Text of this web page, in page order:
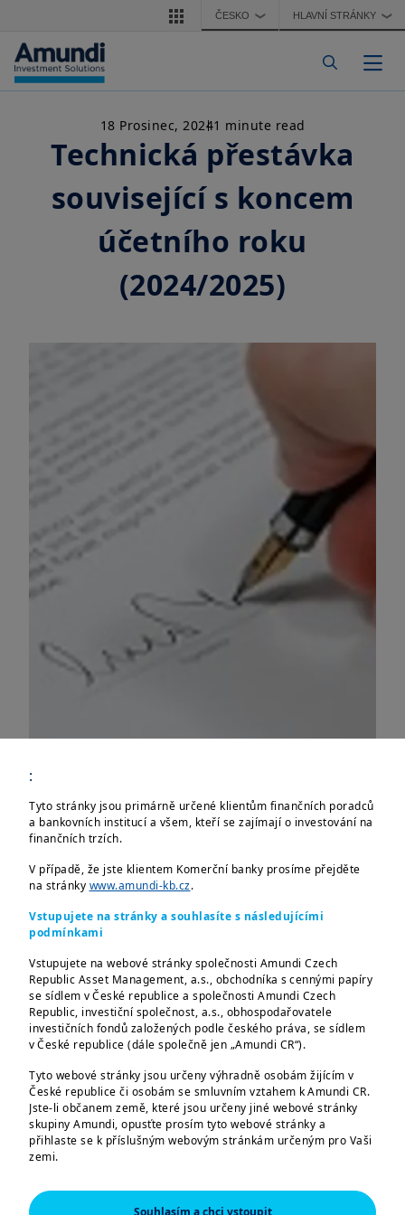
Přejít k hlavnímu obsahu ČESKO ❯ HLAVNÍ STRÁNKY ❯
:
Tyto stránky jsou primárně určené klientům finančních poradců
a bankovních institucí a všem, kteří se zajímají o investování na
finančních trzích.
V případě, že jste klientem Komerční banky prosíme přejděte
na stránky www.amundi-kb.cz.
Vstupujete na stránky a souhlasíte s následujícími
podmínkami
Vstupujete na webové stránky společnosti Amundi Czech
Republic Asset Management, a.s., obchodníka s cennými papíry
se sídlem v České republice a společnosti Amundi Czech
Republic, investiční společnost, a.s., obhospodařovatele
investičních fondů založených podle českého práva, se sídlem
v České republice (dále společně jen „Amundi CR“).
Tyto webové stránky jsou určeny výhradně osobám žijícím v
České republice či osobám se smluvním vztahem k Amundi CR.
Jste-li občanem země, které jsou určeny jiné webové stránky
skupiny Amundi, opusťte prosím tyto webové stránky a
přihlaste se k příslušným webovým stránkám určeným pro Vaši
zemi.
Tyto webové stránky jsou určeny výhradně k poskytování
informací o společnostech Amundi CR a skupině Amundi a o
Souhlasím a chci vstoupit
18 Prosinec, 20241 minute read
Technická přestávka
související s koncem
účetního roku
(2024/2025)
Představenstvo společnosti Amundi Czech
Republic, investiční společnost, a.s. rozhodlo
dne 17.12.2024 na svém řádném zasedání o
pozastavení vydávání a odkupování podílových
oceňovány na denní bázi (technická
přestávka)v období od 2.1.2025 do 3.1.2025,
tj. na 2 pracovní dny.
jehož vydávání a odkupování je pozastaveno až
do 7.1.2025, tj. o 2 pracovní dny déle. U fondu
Amundi CR Krátkodobých úrokových sazeb
Plus je vydávání a odkupování pozastaveno v
pracovní dny a u fondu Amundi CR - obligační